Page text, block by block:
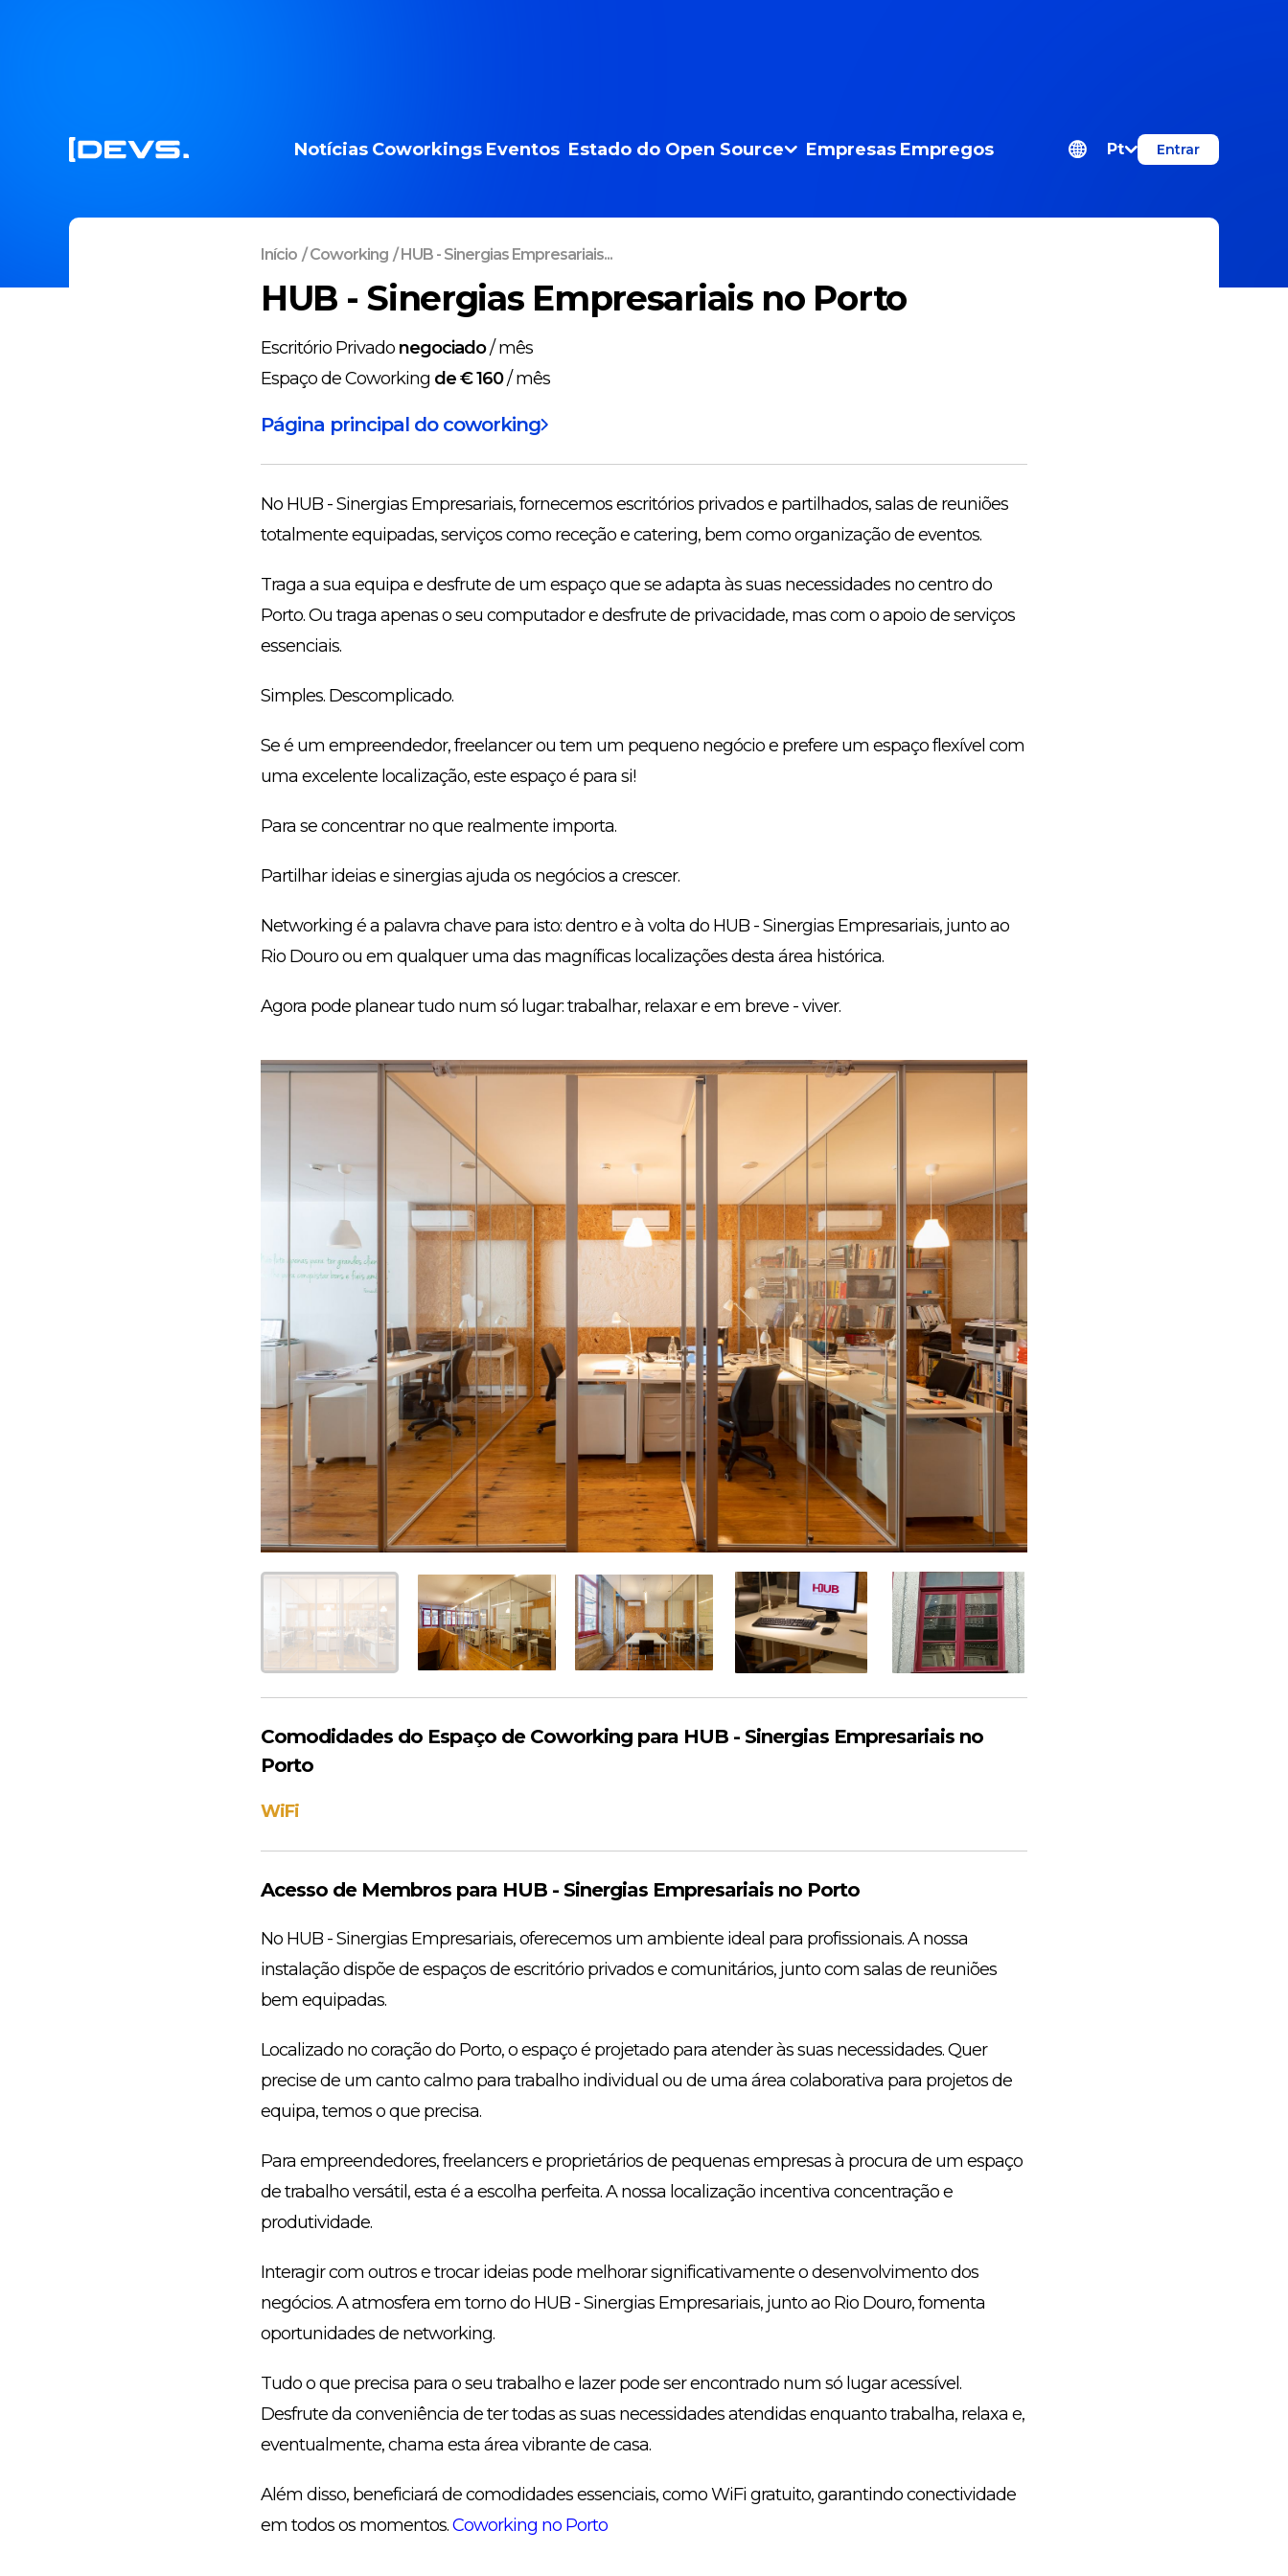
Notícias Coworkings Eventos Estado do Open Source Empresas Empregos Pt Entrar
Início /Coworking / HUB - Sinergias Empresariais...
HUB - Sinergias Empresariais no Porto
Escritório Privado negociado/mês
Espaço de Coworking de € 160/mês
Página principal do coworking
No HUB - Sinergias Empresariais, fornecemos escritórios privados e partilhados, salas de reuniões
totalmente equipadas, serviços como receção e catering, bem como organização de eventos.
Traga a sua equipa e desfrute de um espaço que se adapta às suas necessidades no centro do
Porto. Ou traga apenas o seu computador e desfrute de privacidade, mas com o apoio de serviços
essenciais.
Simples. Descomplicado.
Se é um empreendedor, freelancer ou tem um pequeno negócio e prefere um espaço flexível com
uma excelente localização, este espaço é para si!
Para se concentrar no que realmente importa.
Partilhar ideias e sinergias ajuda os negócios a crescer.
Networking é a palavra chave para isto: dentro e à volta do HUB - Sinergias Empresariais, junto ao
Rio Douro ou em qualquer uma das magníficas localizações desta área histórica.
Agora pode planear tudo num só lugar: trabalhar, relaxar e em breve - viver.
Comodidades do Espaço de Coworking para HUB - Sinergias Empresariais no
Porto
WiFi
Acesso de Membros para HUB - Sinergias Empresariais no Porto
No HUB - Sinergias Empresariais, oferecemos um ambiente ideal para profissionais. A nossa
instalação dispõe de espaços de escritório privados e comunitários, junto com salas de reuniões
bem equipadas.
Localizado no coração do Porto, o espaço é projetado para atender às suas necessidades. Quer
precise de um canto calmo para trabalho individual ou de uma área colaborativa para projetos de
equipa, temos o que precisa.
Para empreendedores, freelancers e proprietários de pequenas empresas à procura de um espaço
de trabalho versátil, esta é a escolha perfeita. A nossa localização incentiva concentração e
produtividade.
Interagir com outros e trocar ideias pode melhorar significativamente o desenvolvimento dos
negócios. A atmosfera em torno do HUB - Sinergias Empresariais, junto ao Rio Douro, fomenta
oportunidades de networking.
Tudo o que precisa para o seu trabalho e lazer pode ser encontrado num só lugar acessível.
Desfrute da conveniência de ter todas as suas necessidades atendidas enquanto trabalha, relaxa e,
eventualmente, chama esta área vibrante de casa.
Além disso, beneficiará de comodidades essenciais, como WiFi gratuito, garantindo conectividade
em todos os momentos.Coworking no Porto